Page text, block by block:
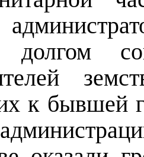
долгом
к бывшей